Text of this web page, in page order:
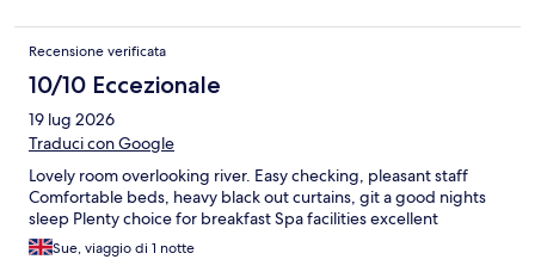
Recensione verificata
10/10 Eccezionale
19 lug 2026
Traduci con Google
Lovely room overlooking river. Easy checking, pleasant staff
Comfortable beds, heavy black out curtains, git a good nights
sleep Plenty choice for breakfast Spa facilities excellent
Sue, viaggio di 1 notte